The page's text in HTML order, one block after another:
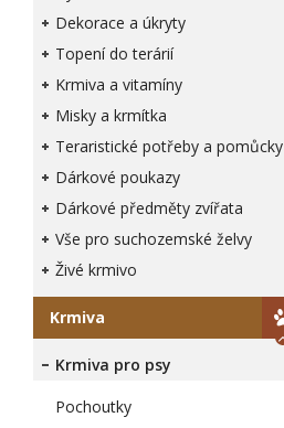
Dekorace a úkryty
Topení do terárií
Krmiva a vitamíny
Misky a krmítka
Teraristické potřeby a pomůcky
Dárkové poukazy
Dárkové předměty zvířata
Vše pro suchozemské želvy
Živé krmivo
Krmiva
Krmiva pro psy
Pochoutky